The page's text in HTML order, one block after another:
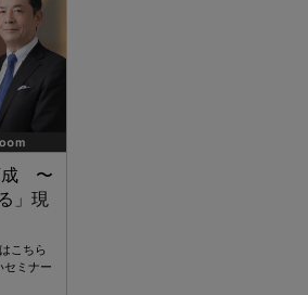
成 〜
」現
こちら
セミナー